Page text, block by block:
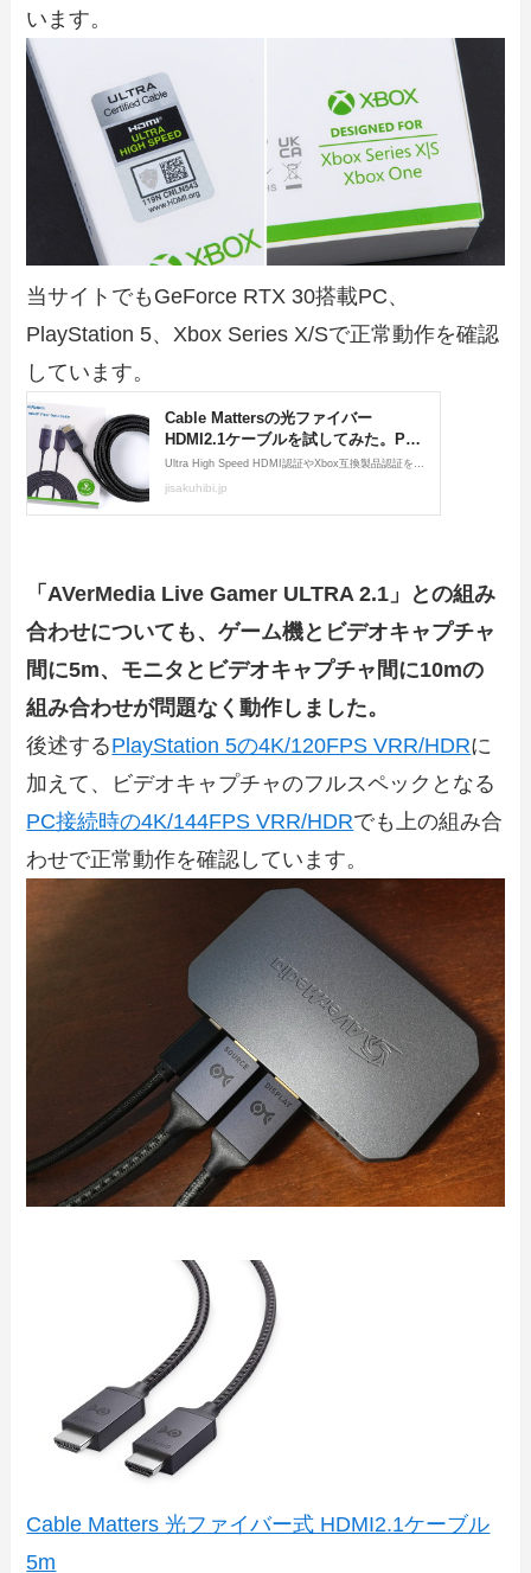
います。
当サイトでもGeForce RTX 30搭載PC、
PlayStation 5、Xbox Series X/Sで正常動作を確認
しています。
「AVerMedia Live Gamer ULTRA 2.1」との組み
合わせについても、ゲーム機とビデオキャプチャ
間に5m、モニタとビデオキャプチャ間に10mの
組み合わせが問題なく動作しました。
後述するPlayStation 5の4K/120FPS VRR/HDRに
加えて、ビデオキャプチャのフルスペックとなる
PC接続時の4K/144FPS VRR/HDRでも上の組み合
わせで正常動作を確認しています。
Cable Matters 光ファイバー式 HDMI2.1ケーブル
5m